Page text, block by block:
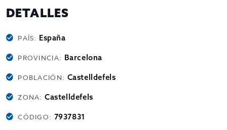
DETALLES
PAÍS: España
PROVINCIA: Barcelona
POBLACIÓN: Castelldefels
ZONA:Castelldefels
CÓDIGO: 7937831